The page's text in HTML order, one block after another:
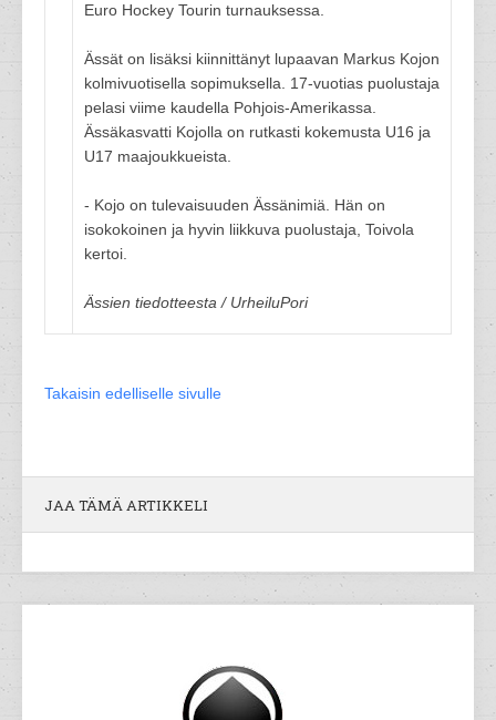
Euro Hockey Tourin turnauksessa.
Ässät on lisäksi kiinnittänyt lupaavan Markus Kojon
kolmivuotisella sopimuksella. 17-vuotias puolustaja
pelasi viime kaudella Pohjois-Amerikassa.
Ässäkasvatti Kojolla on rutkasti kokemusta U16 ja
U17 maajoukkueista.
- Kojo on tulevaisuuden Ässänimiä. Hän on
isokokoinen ja hyvin liikkuva puolustaja, Toivola
kertoi.
Ässien tiedotteesta / UrheiluPori
Takaisin edelliselle sivulle
JAA TÄMÄ ARTIKKELI